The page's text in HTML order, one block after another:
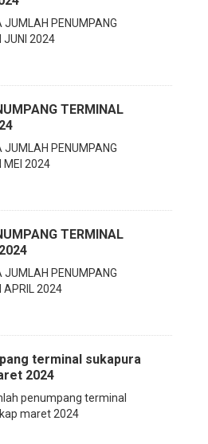
JUMLAH PENUMPANG
JUNI 2024
TERMINAL
JUMLAH PENUMPANG
MEI 2024
TERMINAL
JUMLAH PENUMPANG
APRIL 2024
terminal sukapura
2024
penumpang terminal
maret 2024